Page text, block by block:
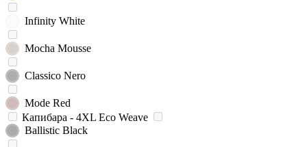
Infinity White
Mocha Mousse
Classico Nero
Mode Red
Капибара - 4XL Eco Weave
Ballistic Black